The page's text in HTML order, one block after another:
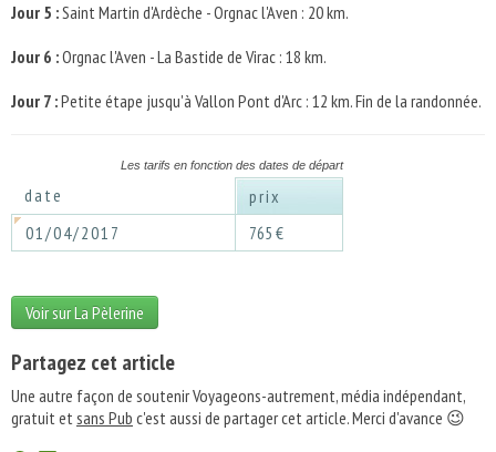
Jour 5 :Saint Martin d'Ardèche - Orgnac l'Aven : 20 km.
Jour 6 :Orgnac l'Aven - La Bastide de Virac : 18 km.
Jour 7 :Petite étape jusqu'à Vallon Pont d'Arc : 12 km. Fin de la randonnée.
Les tarifs en fonction des dates de départ
date
prix
01/04/2017
765 €
Voir sur La Pèlerine
Partagez cet article
Une autre façon de soutenir Voyageons-autrement, média indépendant,
gratuit etsans Pub c'est aussi de partager cet article. Merci d'avance 😉